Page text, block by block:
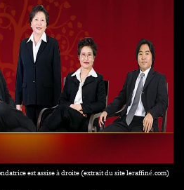
est assise à droite (extrait du siteleraffiné.com)